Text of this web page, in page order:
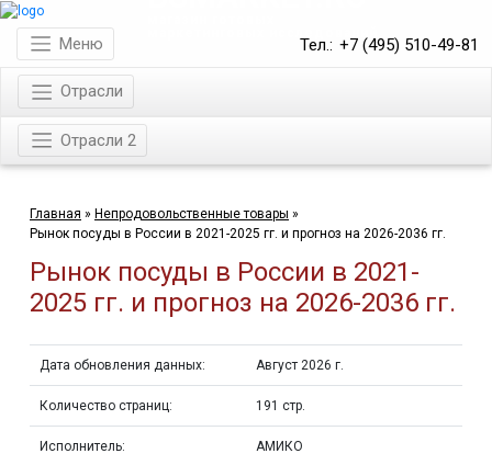
Тел.: +7 (495) 510-49-81
Меню
Отрасли
Отрасли 2
Главная » Непродовольственные товары »
Рынок посуды в России в 2021-2025 гг. и прогноз на 2026-2036 гг.
Рынок посуды в России в 2021-
2025 гг. и прогноз на 2026-2036 гг.
Дата обновления данных: Август 2026 г.
Количество страниц: 191 стр.
Исполнитель: АМИКО